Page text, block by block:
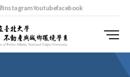
InstagramYoutubefacebook